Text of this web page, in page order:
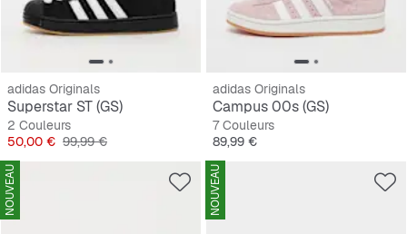
adidas Originals
Superstar ST (GS)
2 Couleurs
Prix
50,00 € Prix original
99,99 €
adidas Originals
Campus 00s (GS)
7 Couleurs
Prix
89,99 €
NOUVEAU NOUVEAU